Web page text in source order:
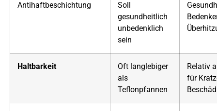
Antihaftbeschichtung
Soll
gesundheitlich
unbedenklich
sein
Haltbarkeit
Oft langlebiger
als
Teflonpfannen
Relativ
für